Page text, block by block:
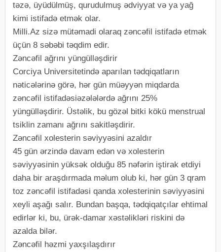
təzə, üyüdülmüş, qurudulmuş ədviyyat və ya yağ
kimi istifadə etmək olar.
Milli.Az sizə mütəmadi olaraq zəncəfil istifadə etmək
üçün 8 səbəbi təqdim edir.
Zəncəfil ağrını yüngülləşdirir
Corciya Universitetində aparılan tədqiqatların
nəticələrinə görə, hər gün müəyyən miqdarda
zəncəfil istifadəsiəzələlərdə ağrını 25%
yüngülləşdirir. Üstəlik, bu gözəl bitki kökü menstrual
tsiklin zamanı ağrını sakitləşdirir.
Zəncəfil xolesterin səviyyəsini azaldır
45 gün ərzində davam edən və xolesterin
səviyyəsinin yüksək olduğu 85 nəfərin iştirak etdiyi
daha bir araşdırmada məlum olub ki, hər gün 3 qram
toz zəncəfil istifadəsi qanda xolesterinin səviyyəsini
xeyli aşağı salır. Bundan başqa, tədqiqatçılar ehtimal
edirlər ki, bu, ürək-damar xəstəlikləri riskini də
azalda bilər.
Zəncəfil həzmi yaxşılaşdırır